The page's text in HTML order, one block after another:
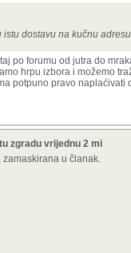
istu dostavu na kučnu
po forumu od jutra do
hrpu izbora i možemo
potpuno pravo naplaćivati
zgradu vrijednu 2 mi
zamaskirana u članak.